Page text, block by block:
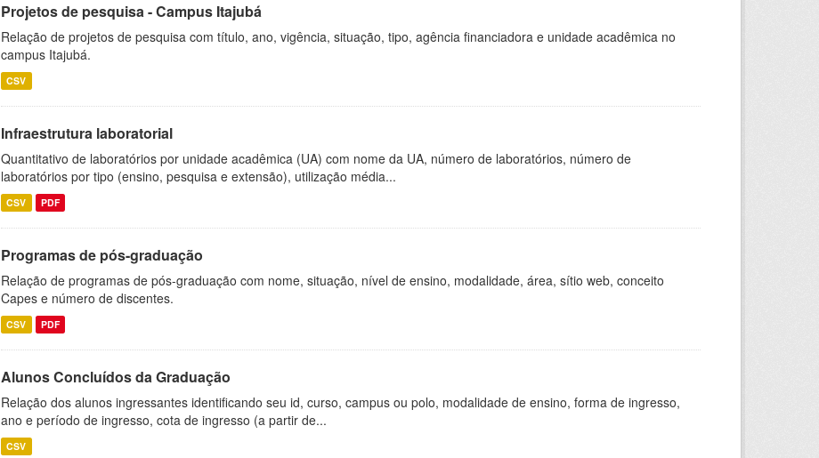
Projetos de pesquisa - Campus Itajubá
Relação de projetos de pesquisa com título, ano, vigência, situação, tipo, agência financiadora e unidade acadêmica no
campus Itajubá.
CSV
Infraestrutura laboratorial
Quantitativo de laboratórios por unidade acadêmica (UA) com nome da UA, número de laboratórios, número de
laboratórios por tipo (ensino, pesquisa e extensão), utilização média...
CSV PDF
Programas de pós-graduação
Relação de programas de pós-graduação com nome, situação, nível de ensino, modalidade, área, sítio web, conceito
Capes e número de discentes.
CSV PDF
Alunos Concluídos da Graduação
Relação dos alunos ingressantes identificando seu id, curso, campus ou polo, modalidade de ensino, forma de ingresso,
ano e período de ingresso, cota de ingresso (a partir de...
CSV